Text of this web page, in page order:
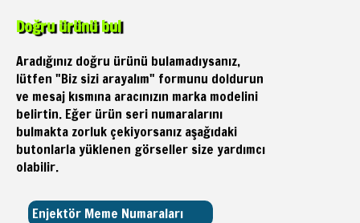
Doğru ürünü bul
Aradığınız doğru ürünü bulamadıysanız,
lütfen "Biz sizi arayalım" formunu doldurun
ve mesaj kısmına aracınızın marka modelini
belirtin. Eğer ürün seri numaralarını
bulmakta zorluk çekiyorsanız aşağıdaki
butonlarla yüklenen görseller size yardımcı
olabilir.
Enjektör Meme Numaraları